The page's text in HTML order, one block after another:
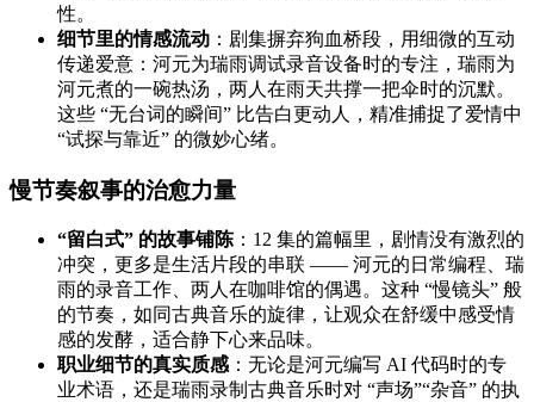
性。
细节里的情感流动 ：剧集摒弃狗血桥段，用细微的互动
传递爱意：河元为瑞雨调试录音设备时的专注，瑞雨为
河元煮的一碗热汤，两人在雨天共撑一把伞时的沉默。
这些 “无台词的瞬间” 比告白更动人，精准捕捉了爱情中
“试探与靠近” 的微妙心绪。
慢节奏叙事的治愈力量
“留白式” 的故事铺陈 ：12 集的篇幅里，剧情没有激烈的
冲突，更多是生活片段的串联 —— 河元的日常编程、瑞
雨的录音工作、两人在咖啡馆的偶遇。这种 “慢镜头” 般
的节奏，如同古典音乐的旋律，让观众在舒缓中感受情
感的发酵，适合静下心来品味。
职业细节的真实质感 ：无论是河元编写 AI 代码时的专
业术语，还是瑞雨录制古典音乐时对 “声场”“杂音” 的执